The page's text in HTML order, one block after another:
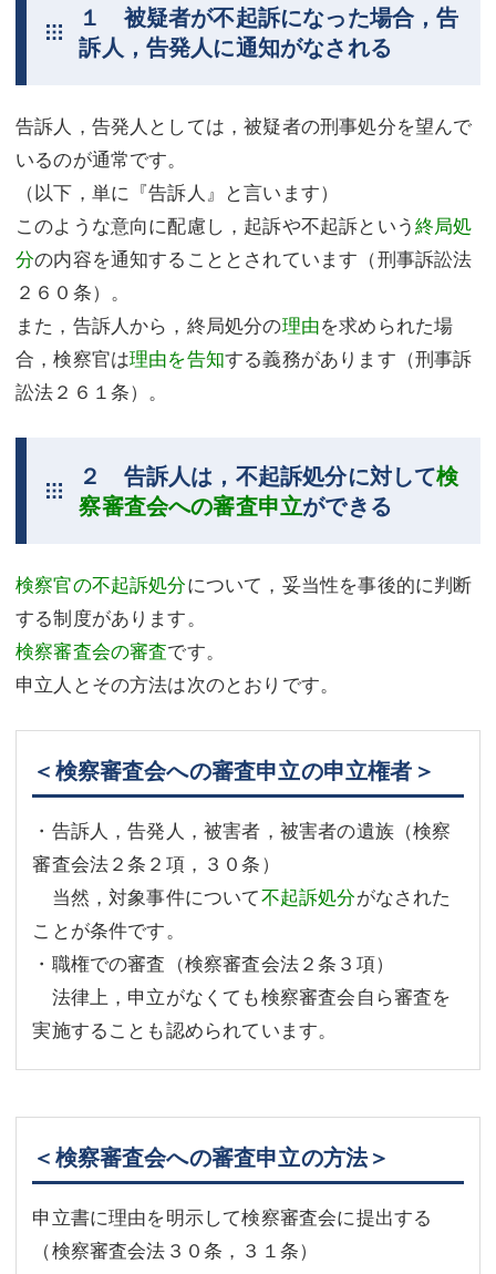
債務整理
マスコミ取材・実績
アクセス
東京事務所 (新宿・四谷)
埼玉事務所 (さいたま市)
川口事務所（埼玉県川口市）
マスコミ取材・実績
アクセス
東京事務所 (新宿・四谷)
埼玉事務所 (さいたま市)
川口事務所（埼玉県川口市）
お問い合せフォーム
１ 被疑者が不起訴になった場合，告
訴人，告発人に通知がなされる
告訴人，告発人としては，被疑者の刑事処分を望んで
いるのが通常です。
（以下，単に『告訴人』と言います）
このような意向に配慮し，起訴や不起訴という終局処
分の内容を通知することとされています（刑事訴訟法
２６０条）。
また，告訴人から，終局処分の理由を求められた場
合，検察官は理由を告知する義務があります（刑事訴
訟法２６１条）。
２ 告訴人は，不起訴処分に対して検
察審査会への審査申立ができる
検察官の不起訴処分について，妥当性を事後的に判断
する制度があります。
検察審査会の審査です。
申立人とその方法は次のとおりです。
＜検察審査会への審査申立の申立権者＞
・告訴人，告発人，被害者，被害者の遺族（検察
審査会法２条２項，３０条）
当然，対象事件について不起訴処分がなされた
ことが条件です。
・職権での審査（検察審査会法２条３項）
法律上，申立がなくても検察審査会自ら審査を
実施することも認められています。
＜検察審査会への審査申立の方法＞
申立書に理由を明示して検察審査会に提出する
（検察審査会法３０条，３１条）